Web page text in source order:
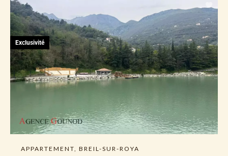
APPARTEMENT, BREIL-SUR-ROYA
Exclusivité